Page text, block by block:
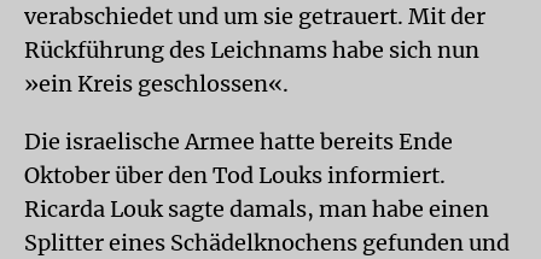
verabschiedet und um sie getrauert. Mit der
Rückführung des Leichnams habe sich nun
»ein Kreis geschlossen«.
Die israelische Armee hatte bereits Ende
Oktober über den Tod Louks informiert.
Ricarda Louk sagte damals, man habe einen
Splitter eines Schädelknochens gefunden und